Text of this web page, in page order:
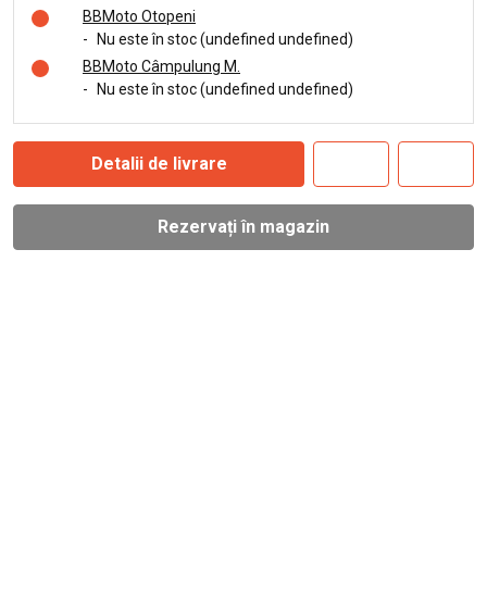
BBMoto Otopeni
- Nu este în stoc (undefined undefined)
BBMoto Câmpulung M.
- Nu este în stoc (undefined undefined)
Detalii de livrare
Rezervați în magazin